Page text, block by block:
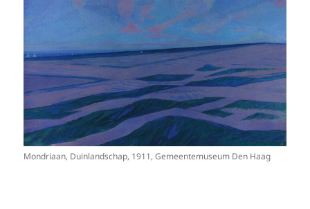
Mondriaan, Duinlandschap, 1911, Gemeentemuseum Den Haag